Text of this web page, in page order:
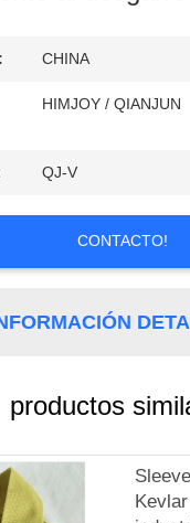
CHINA
HIMJOY / QIANJUN
QJ-V
CONTACTO!
productos